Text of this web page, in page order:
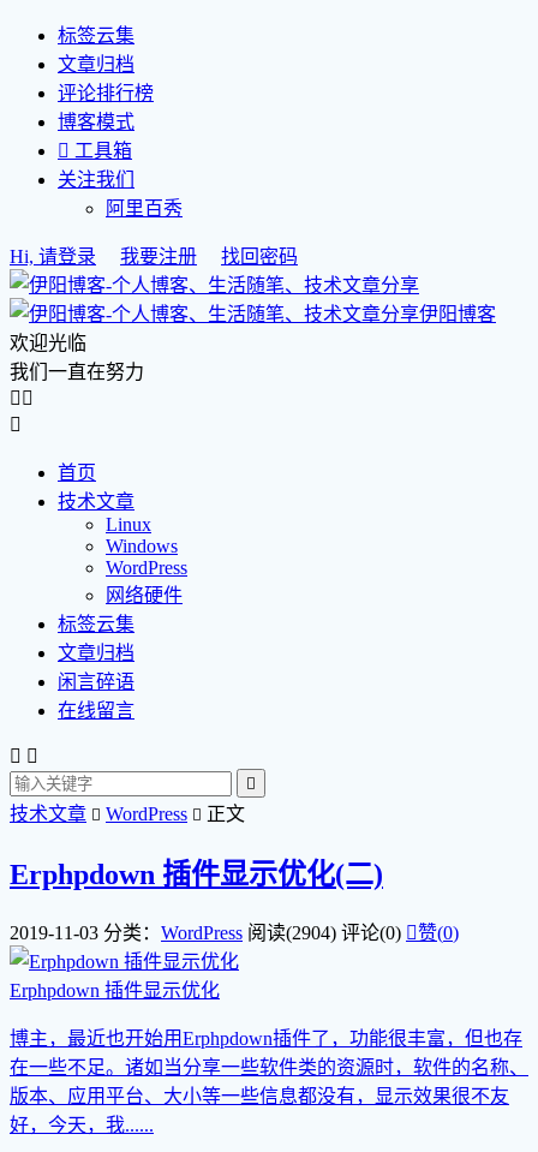
标签云集
文章归档
评论排行榜
博客模式
 工具箱
关注我们
阿里百秀
Hi, 请登录 我要注册 找回密码
伊阳博客
欢迎光临
我们一直在努力
 

首页
技术文章
Linux
Windows
WordPress
网络硬件
标签云集
文章归档
闲言碎语
在线留言
 

技术文章  WordPress  正文
Erphpdown 插件显示优化(二)
2019-11-03 分类： WordPress 阅读(2904) 评论(0) 赞(0)
Erphpdown 插件显示优化
博主，最近也开始用Erphpdown插件了，功能很丰富，但也存
在一些不足。诸如当分享一些软件类的资源时，软件的名称、
版本、应用平台、大小等一些信息都没有，显示效果很不友
好，今天，我......